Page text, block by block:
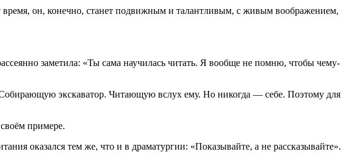
время, он, конечно, станет подвижным и талантливым, с живым воображением,
заметила: «Ты сама научилась читать. Я вообще не помню, чтобы чему-
экскаватор. Читающую вслух ему. Но никогда — себе. Поэтому для
примере.
оказался тем же, что и в драматургии: «Показывайте, а не рассказывайте».